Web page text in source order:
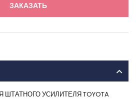
ЗАКАЗАТЬ
УСИЛИТЕЛЯ TOYOTA